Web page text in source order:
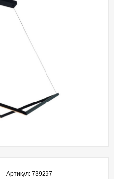
Артикул: 739297